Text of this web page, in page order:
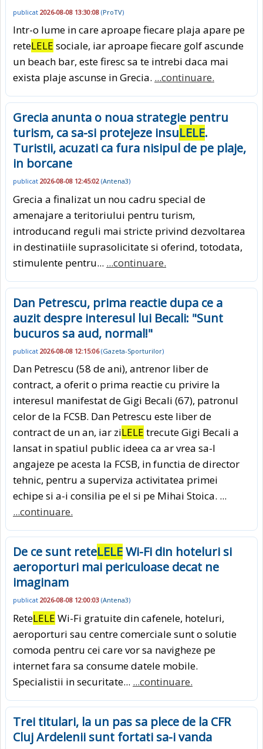
publicat 2026-08-08 13:30:08 (ProTV)
Intr-o lume in care aproape fiecare plaja apare pe
reteLELE sociale, iar aproape fiecare golf ascunde
un beach bar, este firesc sa te intrebi daca mai
exista plaje ascunse in Grecia. ...continuare.
Grecia anunta o noua strategie pentru
turism, ca sa-si protejeze insuLELE.
Turistii, acuzati ca fura nisipul de pe plaje,
in borcane
publicat 2026-08-08 12:45:02 (Antena3)
Grecia a finalizat un nou cadru special de
amenajare a teritoriului pentru turism,
introducand reguli mai stricte privind dezvoltarea
in destinatiile suprasolicitate si oferind, totodata,
stimulente pentru... ...continuare.
Dan Petrescu, prima reactie dupa ce a
auzit despre interesul lui Becali: "Sunt
bucuros sa aud, normal!"
publicat 2026-08-08 12:15:06(Gazeta-Sporturilor)
Dan Petrescu (58 de ani), antrenor liber de
contract, a oferit o prima reactie cu privire la
interesul manifestat de Gigi Becali (67), patronul
celor de la FCSB. Dan Petrescu este liber de
contract de un an, iar ziLELE trecute Gigi Becali a
lansat in spatiul public ideea ca ar vrea sa-l
angajeze pe acesta la FCSB, in functia de director
tehnic, pentru a superviza activitatea primei
echipe si a-i consilia pe el si pe Mihai Stoica. ...
...continuare.
De ce sunt reteLELEWi-Fi din hoteluri si
aeroporturi mai periculoase decat ne
imaginam
publicat 2026-08-08 12:00:03 (Antena3)
ReteLELE Wi-Fi gratuite din cafenele, hoteluri,
aeroporturi sau centre comerciale sunt o solutie
comoda pentru cei care vor sa navigheze pe
internet fara sa consume datele mobile.
Specialistii in securitate... ...continuare.
Trei titulari, la un pas sa plece de la CFR
Cluj Ardelenii sunt fortati sa-i vanda